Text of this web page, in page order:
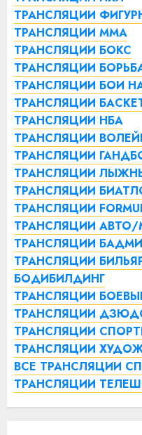
ТРАНСЛЯЦИИ
ТРАНСЛЯЦИИ ММА
ТРАНСЛЯЦИИ БОКС
ТРАНСЛЯЦИИ
ТРАНСЛЯЦИИ БОИ
ТРАНСЛЯЦИИ
ТРАНСЛЯЦИИ НБА
ТРАНСЛЯЦИИ
ТРАНСЛЯЦИИ
ТРАНСЛЯЦИИ
ТРАНСЛЯЦИИ
ТРАНСЛЯЦИИ
ТРАНСЛЯЦИИ
ТРАНСЛЯЦИИ
ТРАНСЛЯЦИИ
БОДИБИЛДИНГ
ТРАНСЛЯЦИИ
ТРАНСЛЯЦИИ
ТРАНСЛЯЦИИ
ТРАНСЛЯЦИИ
ВСЕ ТРАНСЛЯЦИИ
ТРАНСЛЯЦИИ